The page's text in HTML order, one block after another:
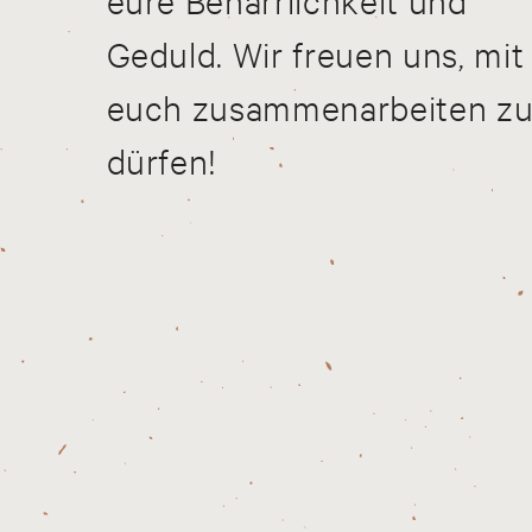
Geduld. Wir freuen uns, mit
euch zusammenarbeiten
dürfen!